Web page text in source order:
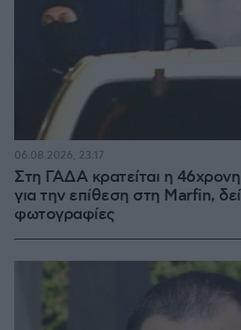
Στη ΓΑΔΑ κρατείται η
για την επίθεση στη Marfin,
φωτογραφίες
06.08.2026, 23:17